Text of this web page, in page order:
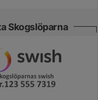
Skogslöparna